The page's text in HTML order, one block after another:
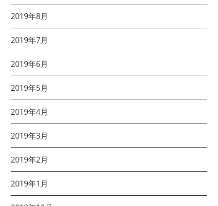
2019年8月
2019年7月
2019年6月
2019年5月
2019年4月
2019年3月
2019年2月
2019年1月